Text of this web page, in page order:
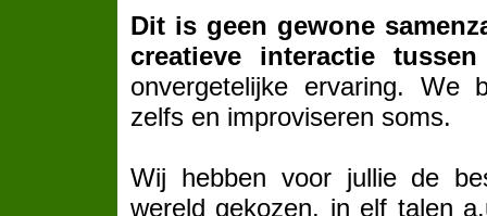
Dit is geen gewone
creatieve interactie
onvergetelijke ervaring. We
zelfs en improviseren soms.
Wij hebben voor jullie de
wereld gekozen, in elf talen